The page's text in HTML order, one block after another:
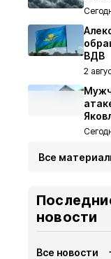
ВДВ
2
Все
новости
Все новости